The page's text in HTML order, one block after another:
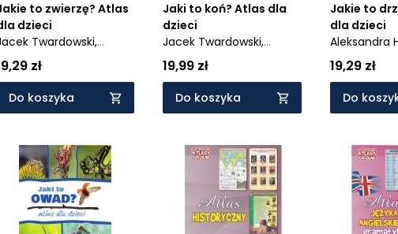
to zwierzę? Atlas
dzieci
Twardowski,
Twardowska
zł
Do koszyka
Jaki to koń? Atlas dla
dzieci
Jacek Twardowski,
Kamila Twardowska
19,99 zł
Do koszyka
Jakie to
dla dzieci
Aleksandra
19,29 zł
Do